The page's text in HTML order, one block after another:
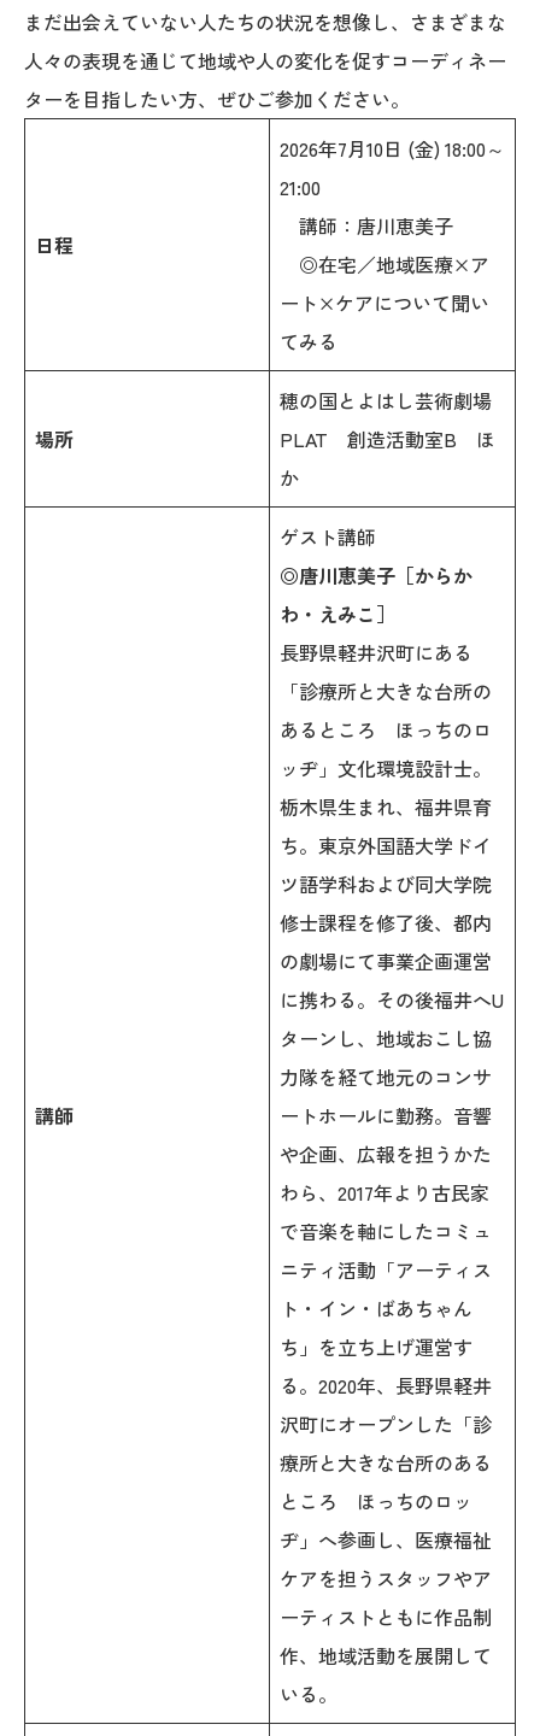
まだ出会えていない人たちの状況を想像し、さまざまな
人々の表現を通じて地域や人の変化を促すコーディネー
ターを目指したい方、ぜひご参加ください。
日程
2026年7月10日 (金) 18:00～
21:00
講師：唐川恵美子
◎在宅／地域医療×ア
ート×ケアについて聞い
てみる
場所
穂の国とよはし芸術劇場
PLAT 創造活動室B ほ
か
講師
ゲスト講師
◎唐川恵美子［からか
わ・えみこ］
長野県軽井沢町にある
「診療所と大きな台所の
あるところ ほっちのロ
ッヂ」文化環境設計士。
栃木県生まれ、福井県育
ち。東京外国語大学ドイ
ツ語学科および同大学院
修士課程を修了後、都内
の劇場にて事業企画運営
に携わる。その後福井へU
ターンし、地域おこし協
力隊を経て地元のコンサ
ートホールに勤務。音響
や企画、広報を担うかた
わら、2017年より古民家
で音楽を軸にしたコミュ
ニティ活動「アーティス
ト・イン・ばあちゃん
ち」を立ち上げ運営す
る。2020年、長野県軽井
沢町にオープンした「診
療所と大きな台所のある
ところ ほっちのロッ
ヂ」へ参画し、医療福祉
ケアを担うスタッフやア
ーティストともに作品制
作、地域活動を展開して
いる。